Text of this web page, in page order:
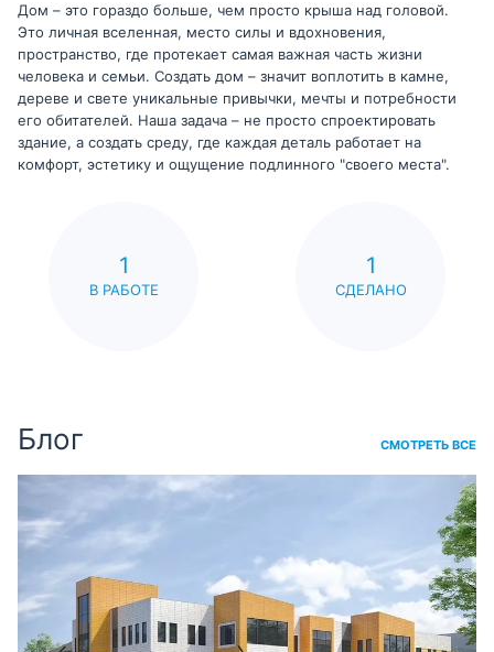
Дом – это гораздо больше, чем просто крыша над головой.
Это личная вселенная, место силы и вдохновения,
пространство, где протекает самая важная часть жизни
человека и семьи. Создать дом – значит воплотить в камне,
дереве и свете уникальные привычки, мечты и потребности
его обитателей. Наша задача – не просто спроектировать
здание, а создать среду, где каждая деталь работает на
комфорт, эстетику и ощущение подлинного "своего места".
1
В РАБОТЕ
1
СДЕЛАНО
Блог СМОТРЕТЬ ВСЕ